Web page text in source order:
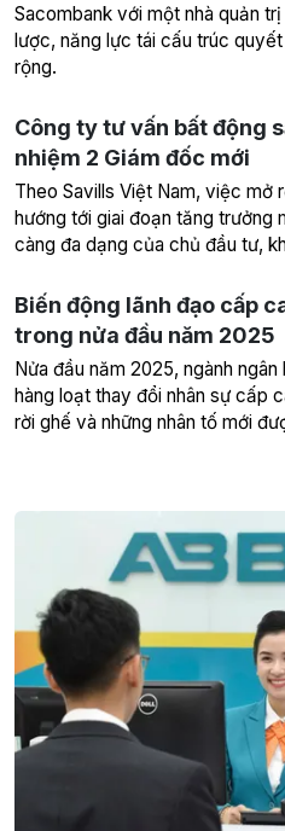
Sacombank với một nhà quản
lược, năng lực tái cấu trúc
rộng.
Công ty tư vấn bất động
nhiệm 2 Giám đốc mới
Theo Savills Việt Nam, việc mở
hướng tới giai đoạn tăng trưởng
càng đa dạng của chủ đầu tư,
Biến động lãnh đạo cấp
trong nửa đầu năm 2025
Nửa đầu năm 2025, ngành
hàng loạt thay đổi nhân sự cấp
rời ghế và những nhân tố mới